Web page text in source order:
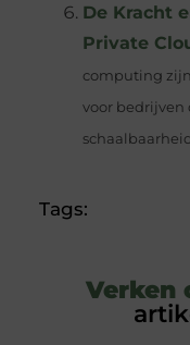
De Kracht
Private
computing
voor bedrijven
Tags:
Verken